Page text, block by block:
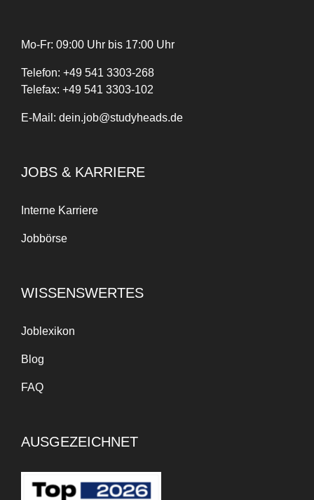
Mo-Fr: 09:00 Uhr bis 17:00 Uhr
Telefon: +49 541 3303-268
Telefax: +49 541 3303-102
E-Mail: dein.job@studyheads.de
JOBS & KARRIERE
Interne Karriere
Jobbörse
WISSENSWERTES
Joblexikon
Blog
FAQ
AUSGEZEICHNET